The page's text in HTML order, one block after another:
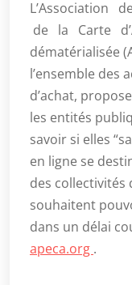
L’Association
de la Carte
dématérialisée
l’ensemble des
d’achat,
les entités
savoir si elles
en ligne se
des
souhaitent
dans un délai
apeca.org .